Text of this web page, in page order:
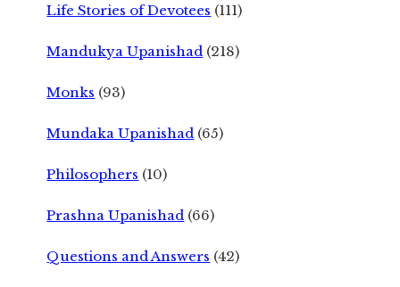
Life Stories of Devotees (111)
Mandukya Upanishad (218)
Monks (93)
Mundaka Upanishad (65)
Philosophers (10)
Prashna Upanishad (66)
Questions and Answers (42)